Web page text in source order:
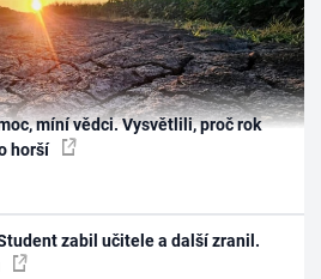
míní vědci. Vysvětlili, proč rok
horší
zabil učitele a další zranil.